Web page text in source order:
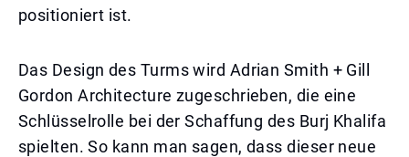
positioniert ist.
Das Design des Turms wird Adrian Smith + Gill
Gordon Architecture zugeschrieben, die eine
Schlüsselrolle bei der Schaffung des Burj Khalifa
spielten. So kann man sagen, dass dieser neue